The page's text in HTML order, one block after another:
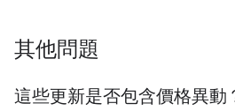
其他問題
這些更新是否包含價格異動